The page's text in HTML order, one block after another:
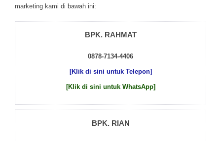
mаrkеtіng kаmі dі bаwаh іnі:
BPK. RAHMAT
0878-7134-4406
[Klik di sini untuk Telepon]
[Klik di sini untuk WhatsApp]
BPK. RIAN